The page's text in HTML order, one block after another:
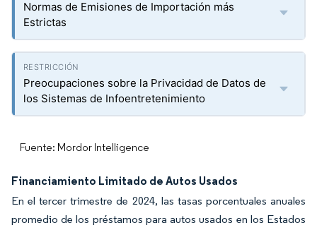
Normas de Emisiones de Importación más
Estrictas
Preocupaciones sobre la Privacidad de Datos de
los Sistemas de Infoentretenimiento
Fuente: Mordor Intelligence
Financiamiento Limitado de Autos Usados
En el tercer trimestre de 2024, las tasas porcentuales anuales
promedio de los préstamos para autos usados en los Estados